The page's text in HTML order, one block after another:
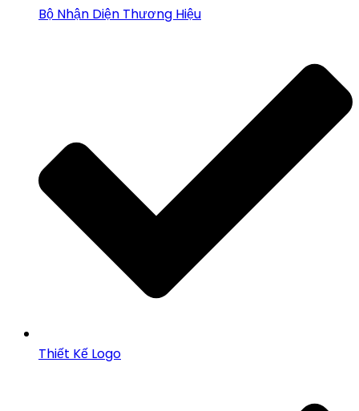
Bộ Nhận Diện Thương Hiệu
Thiết Kế Logo